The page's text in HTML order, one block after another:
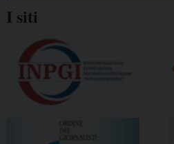
I siti